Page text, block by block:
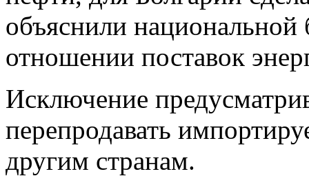
объяснили национальной
отношении поставок
Исключение
перепродавать
другим странам.